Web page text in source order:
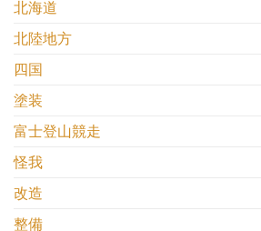
北海道
北陸地方
四国
塗装
富士登山競走
怪我
改造
整備